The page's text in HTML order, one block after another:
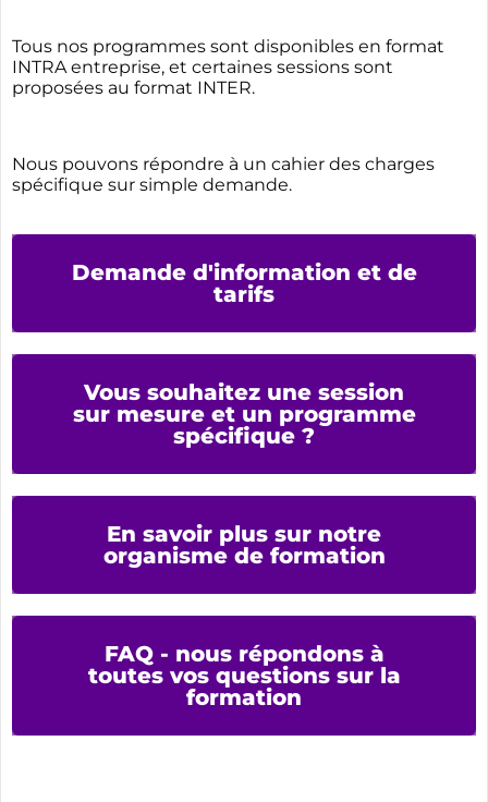
Tous nos programmes sont disponibles en format
INTRA entreprise, et certaines sessions sont
proposées au format INTER.
Nous pouvons répondre à un cahier des charges
spécifique sur simple demande.
Demande d'information et de
tarifs
Vous souhaitez une session
sur mesure et un programme
spécifique ?
En savoir plus sur notre
organisme de formation
FAQ - nous répondons à
toutes vos questions sur la
formation